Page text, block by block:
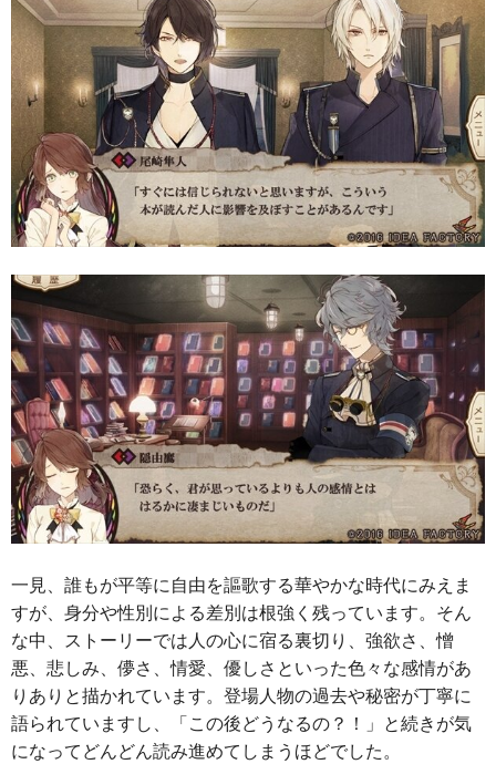
一見、誰もが平等に自由を謳歌する華やかな時代にみえま
すが、身分や性別による差別は根強く残っています。そん
な中、ストーリーでは人の心に宿る裏切り、強欲さ、憎
悪、悲しみ、儚さ、情愛、優しさといった色々な感情があ
りありと描かれています。登場人物の過去や秘密が丁寧に
語られていますし、「この後どうなるの？！」と続きが気
になってどんどん読み進めてしまうほどでした。